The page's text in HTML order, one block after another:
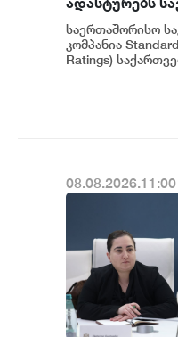
ეკონომიკის
ეროვნული
ეფექტიანობას
საერთაშორისო
კომპანია
Ratings)
08.08.2026.11:00